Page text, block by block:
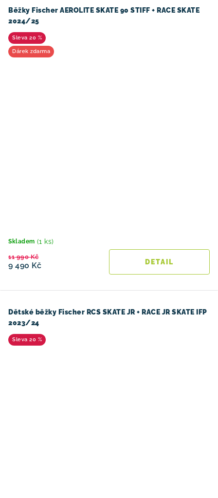
Běžky Fischer AEROLITE SKATE 90 STIFF + RACE SKATE
2024/25
20 %
Dárek zdarma
Skladem (1 ks)
9 490 Kč
11 990 Kč
Dětské běžky Fischer RCS SKATE JR + RACE JR SKATE IFP
2023/24
20 %